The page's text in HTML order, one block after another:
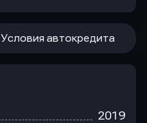
Условия автокредита
2019